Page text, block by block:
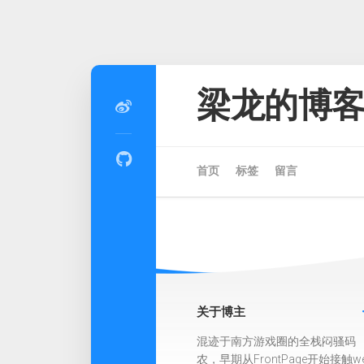
梁龙的博
首页 标签 留言
关于博主
混迹于南方游戏圈的全栈闷骚码
农，早期从FrontPage开始接触